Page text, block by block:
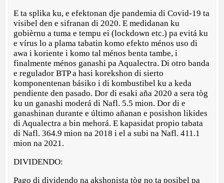
E ta splika ku, e efektonan dje pandemia di Covid-19 ta
visibel den e sifranan di 2020. E medidanan ku
gobièrnu a tuma e tempu ei (lockdown etc.) pa evitá ku
e vírus lo a plama tabatin komo efekto ménos uso di
awa i koriente i komo tal ménos benta tambe, i
finalmente ménos ganashi pa Aqualectra. Di otro banda
e regulador BTP a hasi korekshon di sierto
komponentenan básiko i di kombustibel ku a keda
pendiente den pasado. Dor di esaki aña 2020 a sera tòg
ku un ganashi moderá di Nafl. 5.5 mion. Dor di e
ganashinan durante e último añanan e posishon likides
di Aqualectra a bin mehorá. E kapasidat propio tabata
di Nafl. 364.9 mion na 2018 i el a subi na Nafl. 411.1
mion na 2021.
DIVIDENDO:
Pago di dividendo na akshonista tòg no ta posibel pa